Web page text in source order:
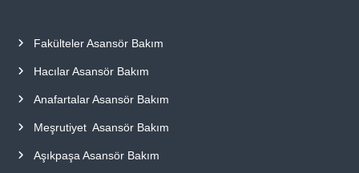
Fakülteler Asansör Bakım
Hacılar Asansör Bakım
Anafartalar Asansör Bakım
Meşrutiyet Asansör Bakım
Aşıkpaşa Asansör Bakım